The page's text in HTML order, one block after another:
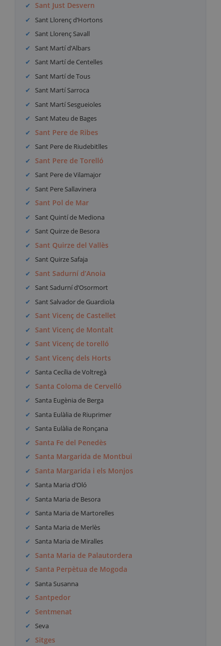
Sant Just Desvern
Sant Llorenç d’Hortons
Sant Llorenç Savall
Sant Martí d’Albars
Sant Martí de Centelles
Sant Martí de Tous
Sant Martí Sarroca
Sant Martí Sesgueioles
Sant Mateu de Bages
Sant Pere de Ribes
Sant Pere de Riudebitlles
Sant Pere de Torelló
Sant Pere de Vilamajor
Sant Pere Sallavinera
Sant Pol de Mar
Sant Quintí de Mediona
Sant Quirze de Besora
Sant Quirze del Vallès
Sant Quirze Safaja
Sant Sadurní d’Anoia
Sant Sadurní d’Osormort
Sant Salvador de Guardiola
Sant Vicenç de Castellet
Sant Vicenç de Montalt
Sant Vicenç de torelló
Sant Vicenç dels Horts
Santa Cecília de Voltregà
Santa Coloma de Cervelló
Santa Eugènia de Berga
Santa Eulàlia de Riuprimer
Santa Eulàlia de Ronçana
Santa Fe del Penedès
Santa Margarida de Montbui
Santa Margarida i els Monjos
Santa Maria d’Oló
Santa Maria de Besora
Santa Maria de Martorelles
Santa Maria de Merlès
Santa Maria de Miralles
Santa Maria de Palautordera
Santa Perpètua de Mogoda
Santa Susanna
Santpedor
Sentmenat
Seva
Sitges